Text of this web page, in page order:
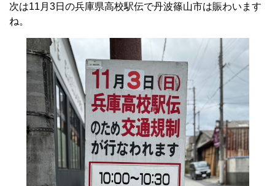
次は11月3日の兵庫県高校駅伝で丹波篠山市は賑わいます
ね。